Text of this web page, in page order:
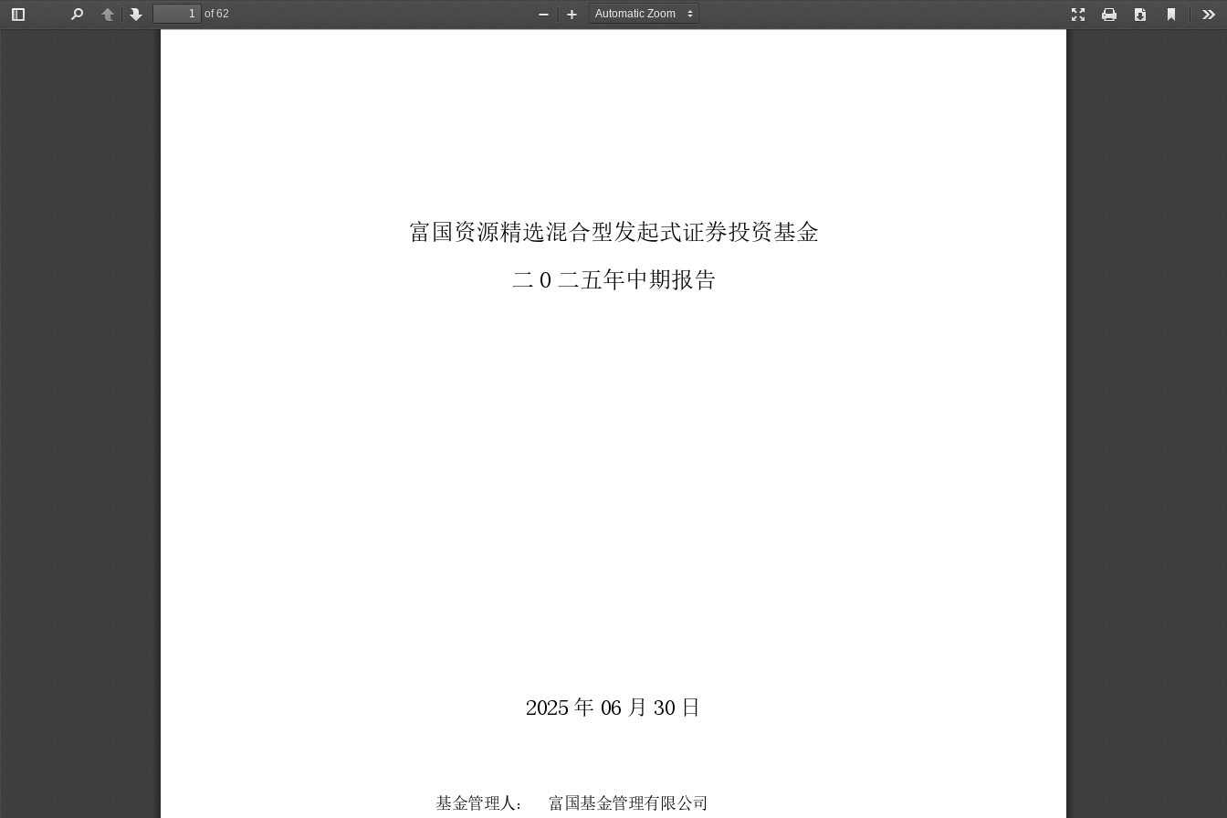
Toggle
PreviousNext
of 62
Presentation
Print Download
Current
Zoom
Zoom
富国资源精选混合型发起式证券投资基金
二 0 二五年中期报告
2025 年 06 月 30 日
基金管理人： 富国基金管理有限公司